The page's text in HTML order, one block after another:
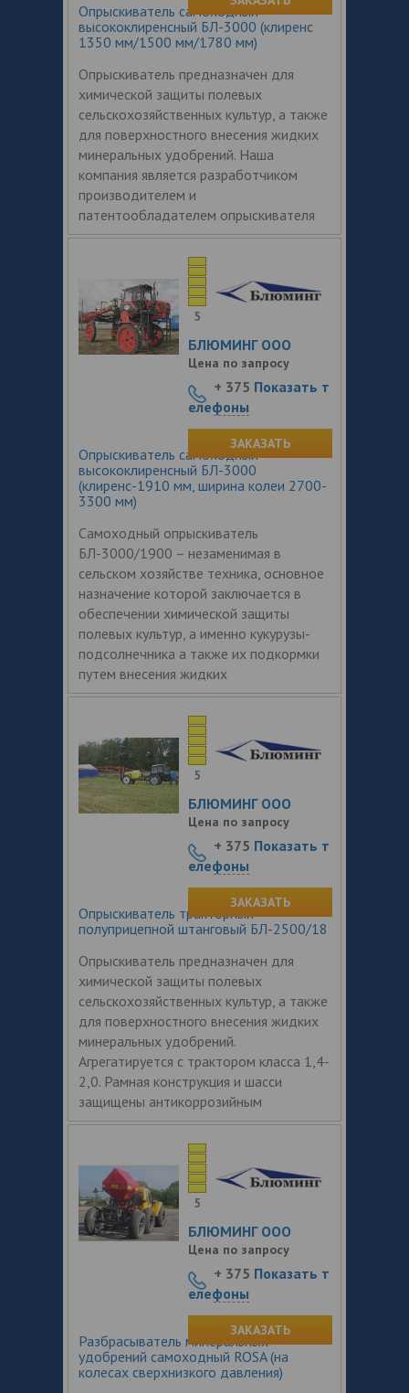
Опрыскиватель самоходный
высококлиренсный БЛ-3000 (клиренс
1350 мм/1500 мм/1780 мм)
Опрыскиватель предназначен для
химической защиты полевых
сельскохозяйственных культур, а также
для поверхностного внесения жидких
минеральных удобрений. Наша
компания является разработчиком
производителем и
патентообладателем опрыскивателя
Опрыскиватель самоходный
высококлиренсный БЛ-3000
(клиренс-1910 мм, ширина колеи 2700-
3300 мм)
Самоходный опрыскиватель
БЛ-3000/1900 – незаменимая в
сельском хозяйстве техника, основное
назначение которой заключается в
обеспечении химической защиты
полевых культур, а именно кукурузы-
подсолнечника а также их подкормки
путем внесения жидких
5
БЛЮМИНГ ООО
Цена по запросу
+ 375 Показать т
елефоны
ЗАКАЗАТЬ
Опрыскиватель тракторный
полуприцепной штанговый БЛ-2500/18
Опрыскиватель предназначен для
химической защиты полевых
сельскохозяйственных культур, а также
для поверхностного внесения жидких
минеральных удобрений.
Агрегатируется с трактором класса 1,4-
2,0. Рамная конструкция и шасси
защищены антикоррозийным
5
БЛЮМИНГ ООО
Цена по запросу
+ 375 Показать т
елефоны
ЗАКАЗАТЬ
Разбрасыватель минеральных
удобрений самоходный ROSA (на
колесах сверхнизкого давления)
5
БЛЮМИНГ ООО
Цена по запросу
+ 375 Показать т
елефоны
ЗАКАЗАТЬ